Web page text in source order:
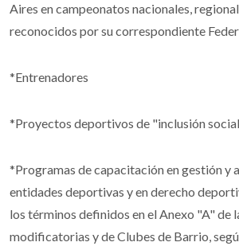
Aires en campeonatos nacionales,
reconocidos por su correspondiente
*Entrenadores
*Proyectos deportivos de "inclusión
*Programas de capacitación en gestión y
entidades deportivas y en derecho
los términos definidos en el Anexo "A" de
modificatorias y de Clubes de Barrio,